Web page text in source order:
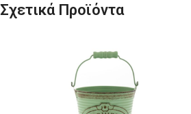
Σχετικά Προϊόντα